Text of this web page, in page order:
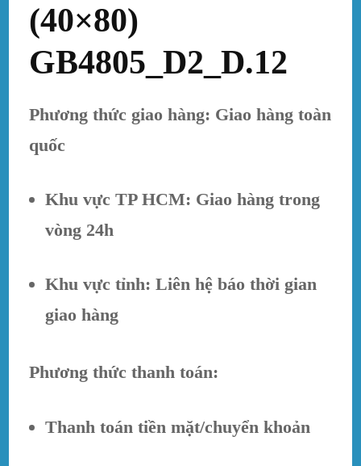
(40×80)
GB4805_D2_D.12
Phương thức giao hàng: Giao hàng toàn
quốc
Khu vực TP HCM: Giao hàng trong
vòng 24h
Khu vực tỉnh: Liên hệ báo thời gian
giao hàng
Phương thức thanh toán:
Thanh toán tiền mặt/chuyển khoản